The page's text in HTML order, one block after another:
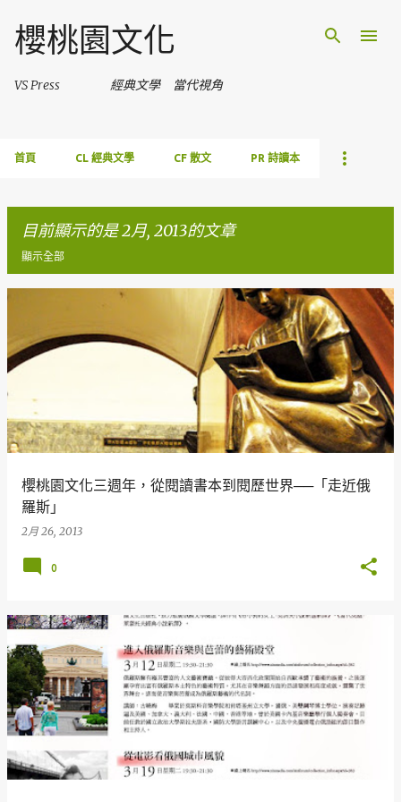
跳到主要內容
櫻桃園文化
VS Press 經典文學 當代視角
首頁 CL 經典文學 CF 散文 PR 詩讀本
目前顯示的是 2月, 2013的文章
顯示全部
表
文
章
櫻桃園文化三週年，從閱讀書本到閱歷世界──「走近俄
羅斯」
2月 26, 2013
0